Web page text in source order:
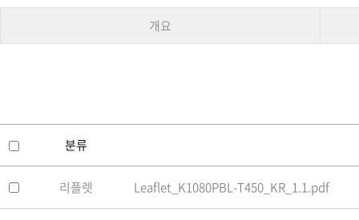
기타
소프트웨어
TTA인증
개요
분류
리플렛 Leaflet_K1080PBL-T450_KR_1.1.pdf